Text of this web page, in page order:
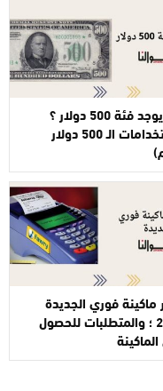
هل يوجد فئة 500 دولار ؟
(استخدامات الـ 500 دولار
فوري الجديدة
2025 ؛ والمتطلبات للحصول